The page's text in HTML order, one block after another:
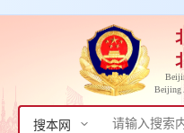
Beijing
搜本网